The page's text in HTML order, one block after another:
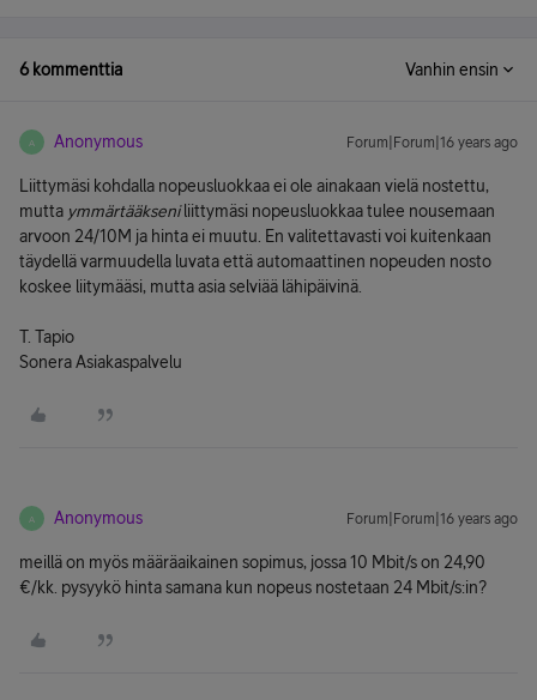
6 kommenttia Vanhin ensin
A Anonymous Forum|Forum|16 years ago
Liittymäsi kohdalla nopeusluokkaa ei ole ainakaan vielä nostettu,
mutta ymmärtääkseniliittymäsi nopeusluokkaa tulee nousemaan
arvoon 24/10M ja hinta ei muutu. En valitettavasti voi kuitenkaan
täydellä varmuudella luvata että automaattinen nopeuden nosto
koskee liitymääsi, mutta asia selviää lähipäivinä.
T. Tapio
Sonera Asiakaspalvelu
A Anonymous Forum|Forum|16 years ago
meillä on myös määräaikainen sopimus, jossa 10 Mbit/s on 24,90
€/kk. pysyykö hinta samana kun nopeus nostetaan 24 Mbit/s:in?